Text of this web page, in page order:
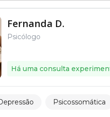
Fernanda D.
Psicólogo
Há uma consulta
Psicossomática